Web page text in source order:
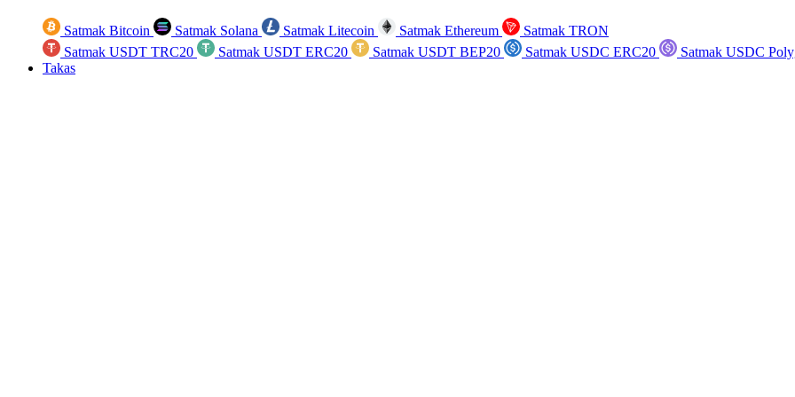
Satmak Bitcoin Satmak Solana Satmak Litecoin Satmak Ethereum
Satmak TRON
Satmak USDT TRC20
Satmak USDT ERC20 Satmak USDT BEP20 Satmak USDC ERC20
Satmak USDC
Takas